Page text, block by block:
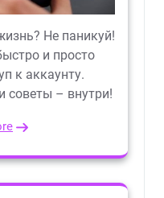
Не паникуй!
и просто
к аккаунту.
советы – внутри!